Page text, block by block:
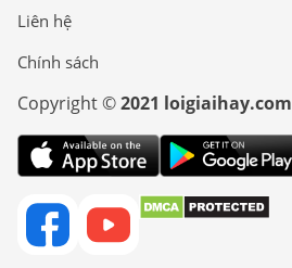
Liên hệ
Chính sách
Copyright ©2021 loigiaihay.com